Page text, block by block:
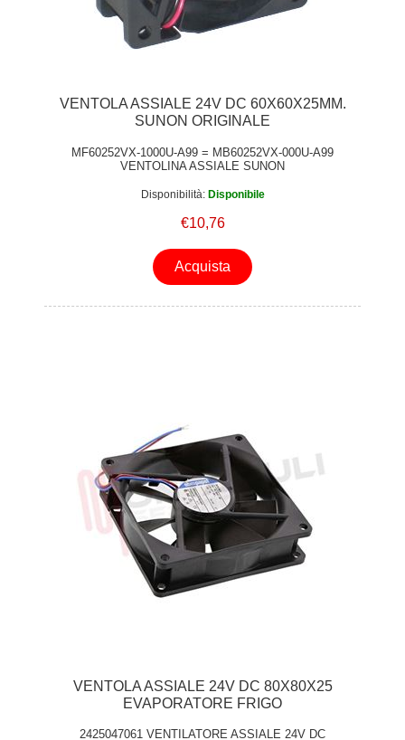
VENTOLA ASSIALE 24V DC 60X60X25MM.
SUNON ORIGINALE
MF60252VX-1000U-A99 = MB60252VX-000U-A99
VENTOLINA ASSIALE SUNON
Disponibilità: Disponibile
€10,76
Acquista
VENTOLA ASSIALE 24V DC 80X80X25
EVAPORATORE FRIGO
2425047061 VENTILATORE ASSIALE 24V DC